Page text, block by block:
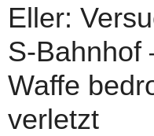
Eller:
S-Bahnhof
Waffe
verletzt